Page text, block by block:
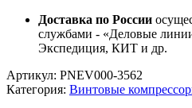
Доставка по России
службами - «Деловые
Экспедиция, КИТ и др.
Артикул: PNEV000-3562
Категория: Винтовые